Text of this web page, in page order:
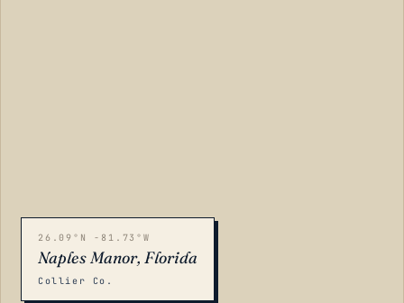
26.09°N -81.73°W
Naples Manor, Florida
Collier Co.